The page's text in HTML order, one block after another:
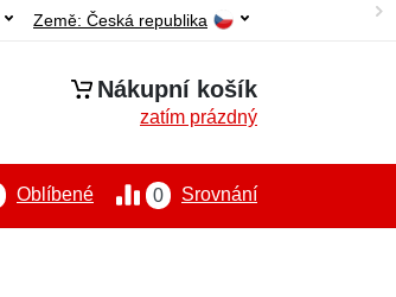
Země: Česká republika
Nákupní košík
zatím prázdný
0 Srovnání
Oblíbené